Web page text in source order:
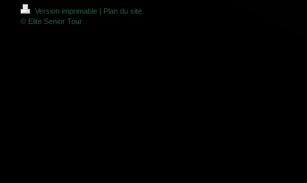
Version imprimable | Plan du site
© Elite Senior Tour